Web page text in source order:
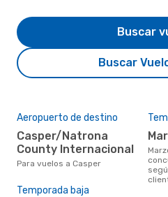
Buscar
Buscar
Aeropuerto de destino
Casper/Natrona
County Internacional
Para vuelos a Casper
marzo es una época muy
Temporada baja